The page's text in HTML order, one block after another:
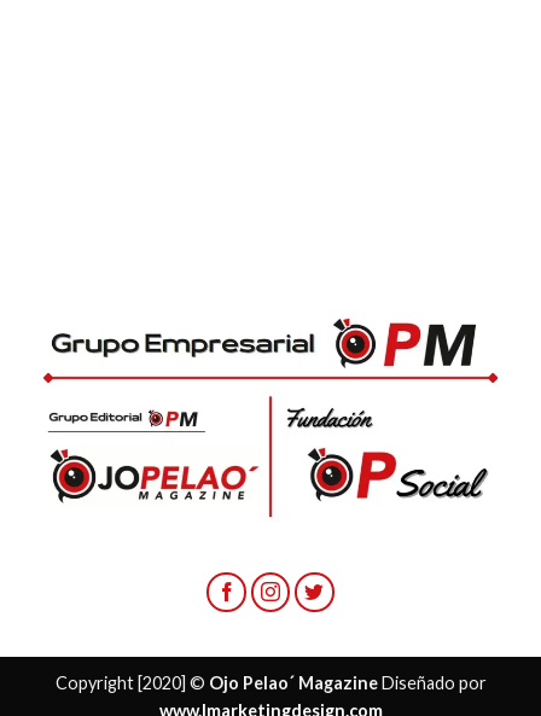
Copyright [2020] © Ojo Pelao´ MagazineDiseñado por
www.lmarketingdesign.com